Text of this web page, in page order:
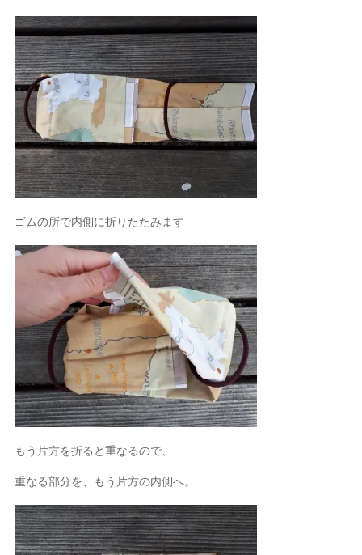
ゴムの所で内側に折りたたみます
もう片方を折ると重なるので、
重なる部分を、もう片方の内側へ。